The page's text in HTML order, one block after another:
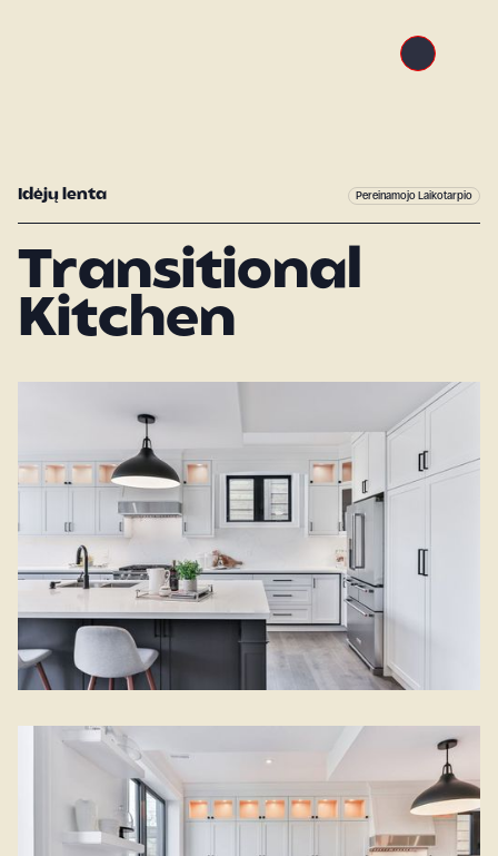
Idėjų lenta Pereinamojo Laikotarpio
Transitional
Kitchen